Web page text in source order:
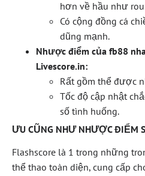
hơn về hầu như
Có cộng đồng cá
dũng mạnh.
Nhược điểm của fb88
Livescore.in:
Rất gồm thể được
Tốc độ cập nhật
số tình huống.
ƯU CŨNG NHƯ NHƯỢC ĐIỂM
Flashscore là 1 trong những
thể thao toàn diện, cung cấp